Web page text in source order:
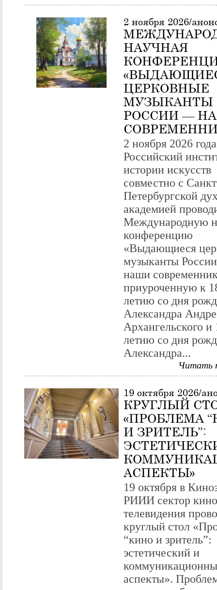
2 ноября 2026/
НАУЧНАЯ
ЦЕРКОВНЫЕ
МУЗЫКАНТЫ
РОССИИ —
2 ноября 2026 года
Российский
истории искусств
совместно с
Петербургской
академией
Международную
конференцию
«Выдающиеся
музыканты
наши
приуроченную к
летию со дня
Александра
Архангельского и
летию со дня
Александра...
Читать
19 октября 2026/
КРУГЛЫЙ
«ПРОБЛЕМА
И ЗРИТЕЛЬ”:
АСПЕКТЫ»
19 октября в
РИИИ сектор
телевидения
круглый стол
“кино и зритель”:
эстетический и
аспекты».